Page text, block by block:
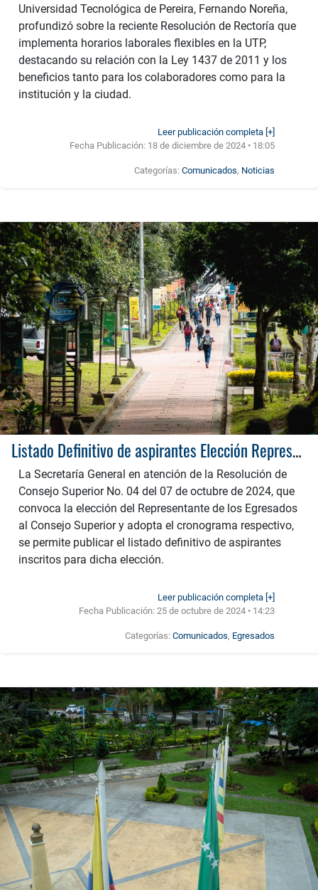
Universidad Tecnológica de Pereira, Fernando Noreña,
profundizó sobre la reciente Resolución de Rectoría que
implementa horarios laborales flexibles en la UTP,
destacando su relación con la Ley 1437 de 2011 y los
beneficios tanto para los colaboradores como para la
institución y la ciudad.
Leer publicación completa [+]
Fecha Publicación: 18 de diciembre de 2024 • 18:05
Categorías:Comunicados, Noticias
Listado Definitivo de aspirantes Elección Representante de los Egresados ante el Consejo Superior
La Secretaría General en atención de la Resolución de
Consejo Superior No. 04 del 07 de octubre de 2024, que
convoca la elección del Representante de los Egresados
al Consejo Superior y adopta el cronograma respectivo,
se permite publicar el listado definitivo de aspirantes
inscritos para dicha elección.
Leer publicación completa [+]
Fecha Publicación:25 de octubre de 2024 • 14:23
Categorías:Comunicados, Egresados